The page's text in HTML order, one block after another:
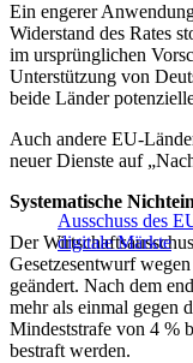
Ein engerer
Widerstand des Rates
im ursprünglichen
Unterstützung von
beide Länder
Auch andere EU-
neuer Dienste auf
Ausschuss des
digitale Märkte
Systematische
Der
Gesetzesentwurf
geändert. Nach dem
mehr als einmal gegen
Mindeststrafe von 4 %
bestraft werden.